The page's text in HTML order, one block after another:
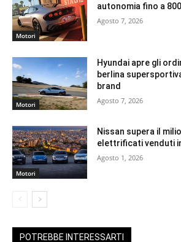
Motori
autonomia fino a
Agosto 7, 2026
Motori
Hyundai apre gli
berlina
brand
Agosto 7, 2026
Motori
Nissan supera il
elettrificati venduti
Agosto 1, 2026
POTREBBE INTERESSARTI